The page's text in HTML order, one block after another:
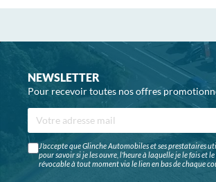
NEWSLETTER
Pour recevoir toutes nos offres
J'accepte que Glinche Automobiles et ses prestataires
pour savoir si je les ouvre, l'heure à laquelle je le fais et
révocable à tout moment via le lien en bas de chaque